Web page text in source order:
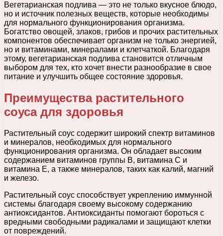
Вегетарианская подлива — это не только вкусное блюдо,
но и источник полезных веществ, которые необходимы
для нормального функционирования организма.
Богатство овощей, злаков, грибов и прочих растительных
компонентов обеспечивает организм не только энергией,
но и витаминами, минералами и клетчаткой. Благодаря
этому, вегетарианская подлива становится отличным
выбором для тех, кто хочет внести разнообразие в свое
питание и улучшить общее состояние здоровья.
Преимущества растительного
соуса для здоровья
Растительный соус содержит широкий спектр витаминов
и минералов, необходимых для нормального
функционирования организма. Он обладает высоким
содержанием витаминов группы В, витамина С и
витамина Е, а также минералов, таких как калий, магний
и железо.
Растительный соус способствует укреплению иммунной
системы благодаря своему высокому содержанию
антиоксидантов. Антиоксиданты помогают бороться с
вредными свободными радикалами и защищают клетки
от повреждений.